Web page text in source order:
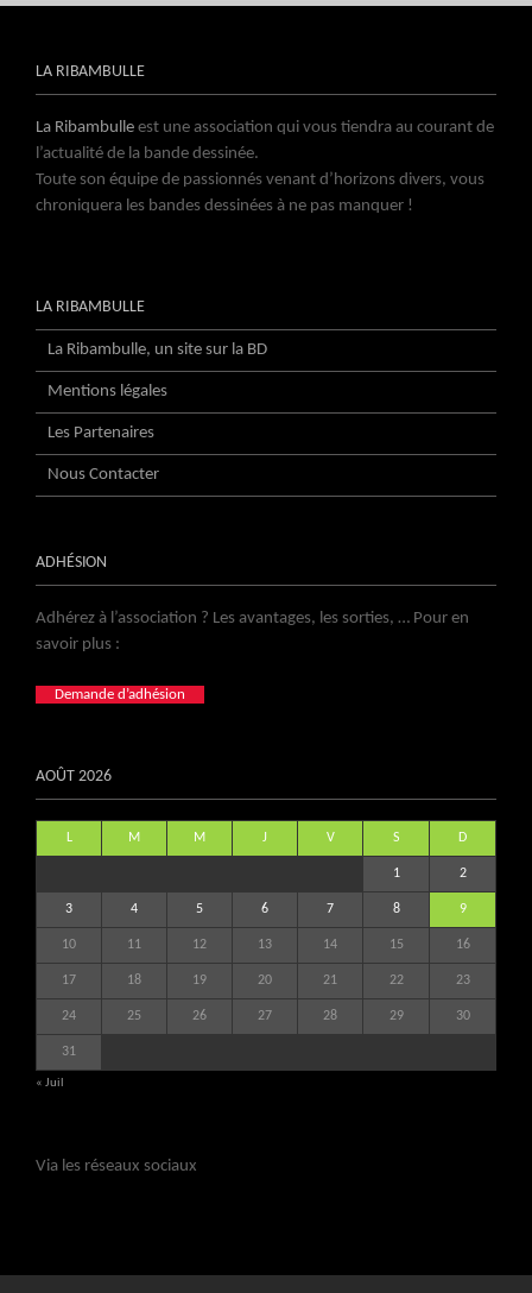
LA RIBAMBULLE
La Ribambulle est une association qui vous tiendra au courant de
l’actualité de la bande dessinée.
Toute son équipe de passionnés venant d’horizons divers, vous
chroniquera les bandes dessinées à ne pas manquer !
LA RIBAMBULLE
La Ribambulle, un site sur la BD
Mentions légales
Les Partenaires
Nous Contacter
ADHÉSION
Adhérez à l’association ? Les avantages, les sorties, … Pour en
savoir plus :
Demande d’adhésion
AOÛT 2026
L M M J V S D
1 2
3 4 5 6 7 8 9
10 11 12 13 14 15 16
17 18 19 20 21 22 23
24 25 26 27 28 29 30
31
« Juil
Via les réseaux sociaux